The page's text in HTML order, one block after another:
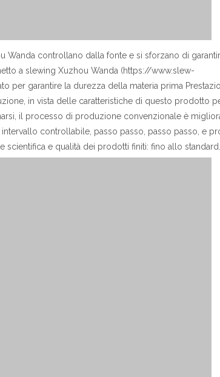
Wanda controllano dalla fonte e si sforzano di
a slewing Xuzhou Wanda (https://www.slew-
per garantire la durezza della materia prima
in vista delle caratteristiche di questo prodotto
il processo di produzione convenzionale è
controllabile, passo passo, passo passo, e
e qualità dei prodotti finiti: fino allo standard.